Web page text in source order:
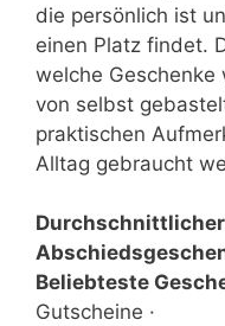
die persönlich ist
einen Platz findet.
welche Geschenke
von selbst
praktischen
Alltag gebraucht
Beliebteste
Gutscheine ·